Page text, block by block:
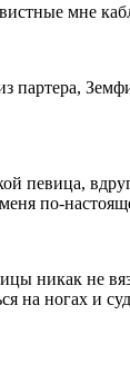
мне
партера,
певица,
по-
никак не
на ногах и